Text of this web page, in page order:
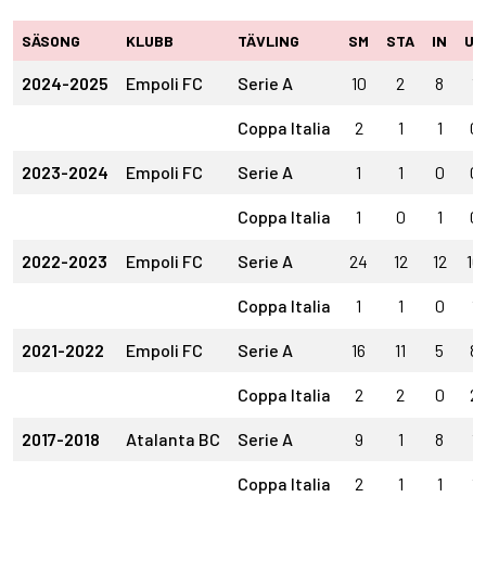
SÄSONG KLUBB TÄVLING SM STA IN UT
2024-2025 Empoli FC Serie A 10 2 8 1
Coppa Italia 2 1 1 0
2023-2024 Empoli FC Serie A 1 1 0 0
Coppa Italia 1 0 1 0
2022-2023 Empoli FC Serie A 24 12 12 10
Coppa Italia 1 1 0 1
2021-2022 Empoli FC Serie A 16 11 5 8
Coppa Italia 2 2 0 2
2017-2018 Atalanta BC Serie A 9 1 8 1
Coppa Italia 2 1 1 1